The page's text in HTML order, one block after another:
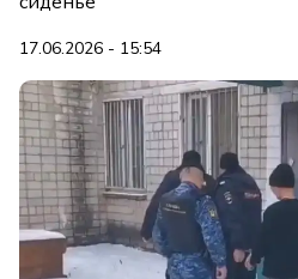
17.06.2026 - 15:54